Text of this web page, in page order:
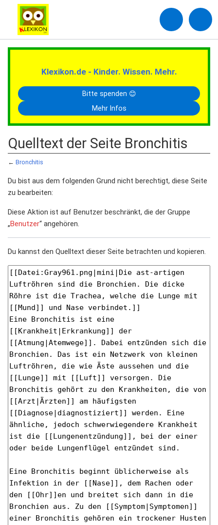
Klexikon.de - Kinder. Wissen. Mehr.
Bitte spenden 😊
Mehr Infos
Quelltext der Seite Bronchitis
← Bronchitis
Du bist aus dem folgenden Grund nicht berechtigt, diese Seite
zu bearbeiten:
Diese Aktion ist auf Benutzer beschränkt, die der Gruppe
„Benutzer“ angehören.
Du kannst den Quelltext dieser Seite betrachten und kopieren.